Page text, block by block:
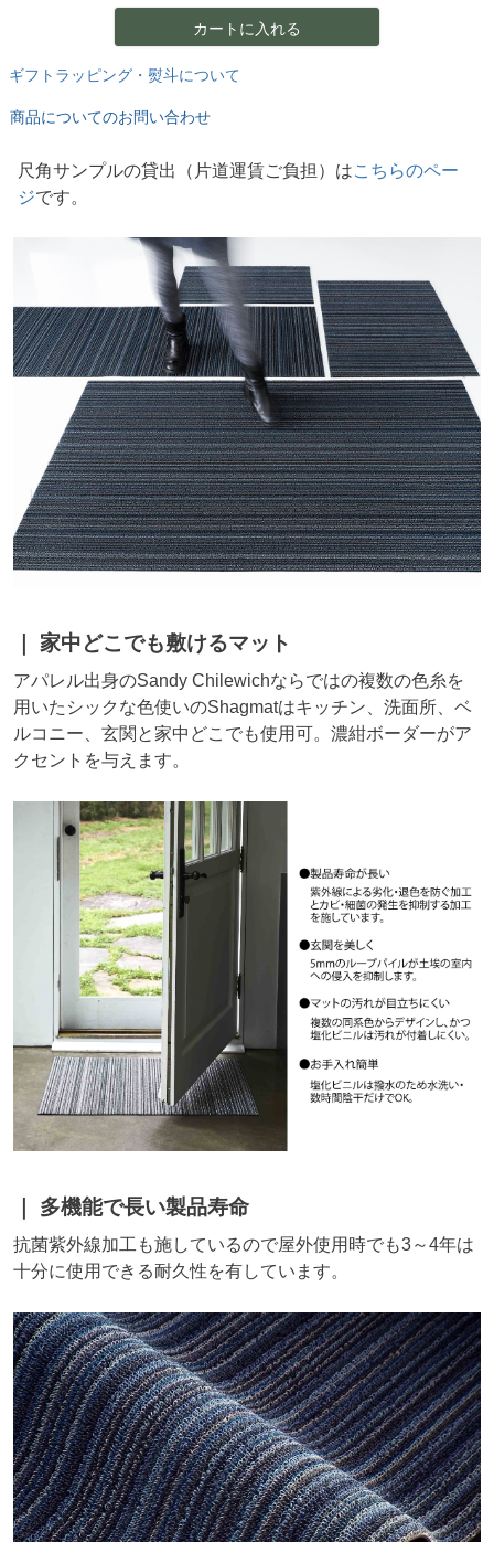
カートに入れる
ギフトラッピング・熨斗について
商品についてのお問い合わせ
尺角サンプルの貸出 片道運賃ご負担 はこちらのペー
ジです。
家中どこでも敷けるマット
アパレル出身のSandy Chilewichならではの複数の色糸を
用いたシックな色使いのShagmatはキッチン、洗面所、ベ
ルコニー、玄関と家中どこでも使用可。濃紺ボーダーがア
クセントを与えます。
多機能で長い製品寿命
抗菌紫外線加工も施しているので屋外使用時でも3～4年は
十分に使用できる耐久性を有しています。